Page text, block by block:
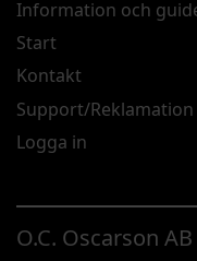
O.C. Oscarson AB
Information och
Start
Kontakt
Support/Reklamation
Logga in